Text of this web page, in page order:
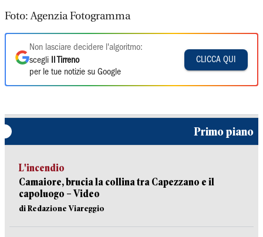
Foto: Agenzia Fotogramma
Non lasciare decidere l'algoritmo:
scegli
Il Tirreno
per le tue notizie su Google
CLICCA QUI
Primo piano
L'incendio
Camaiore, brucia la collina tra Capezzano e il
capoluogo – Video
di Redazione Viareggio